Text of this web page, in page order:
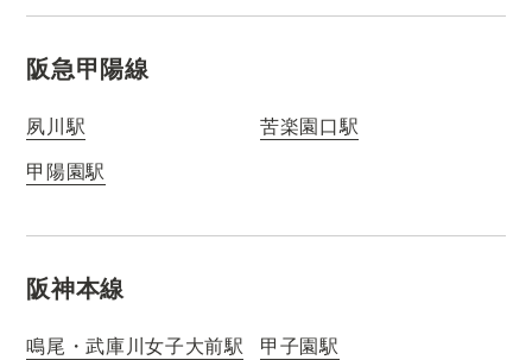
阪急甲陽線
夙川駅
苦楽園口駅
甲陽園駅
阪神本線
鳴尾・武庫川女子大前駅
甲子園駅